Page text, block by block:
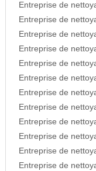
Entreprise de
Entreprise de
Entreprise de
Entreprise de
Entreprise de
Entreprise de
Entreprise de
Entreprise de
Entreprise de
Entreprise de
Entreprise de
Entreprise de